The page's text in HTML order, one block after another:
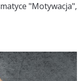
"Motywacja",